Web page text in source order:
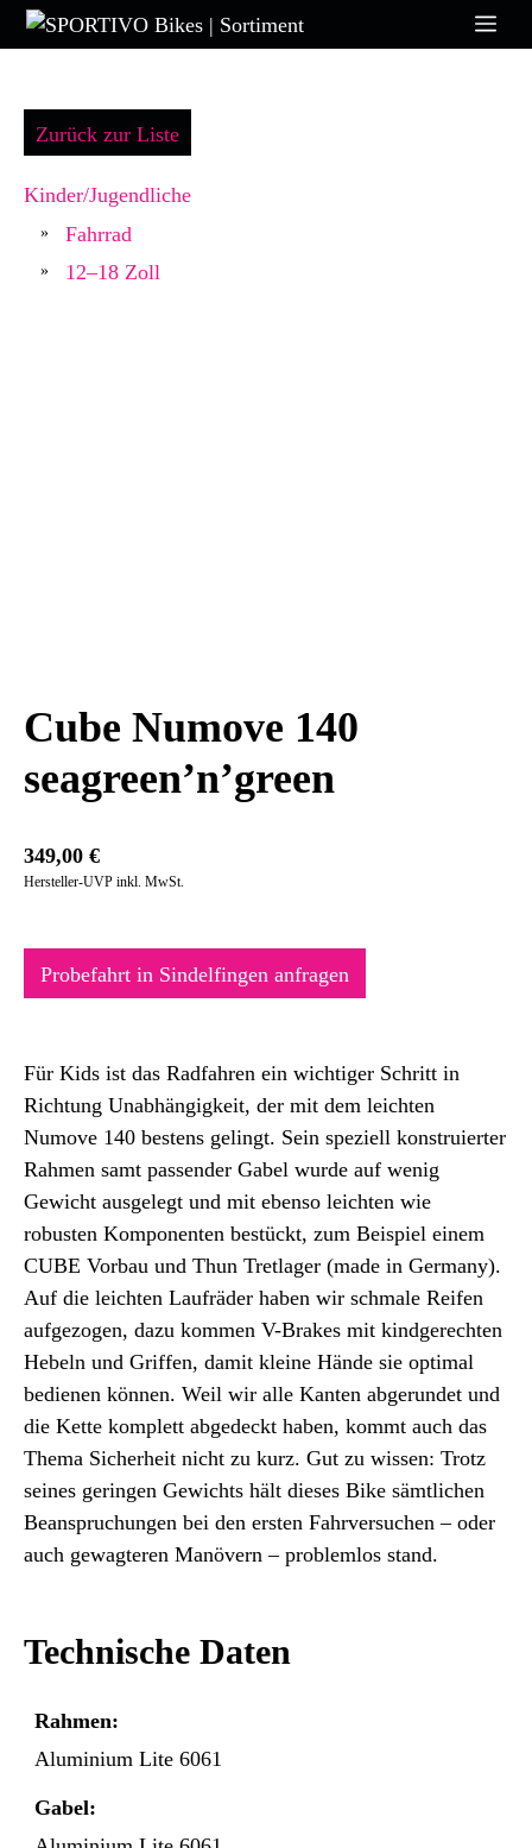
Zum
Inhalt
Zurück zur Liste
Kinder/Jugendliche
» Fahrrad
» 12–18 Zoll
Cube Numove 140
seagreen’n’green
349,00 €
Hersteller-UVP inkl. MwSt.
Probefahrt in Sindelfingen anfragen
Für Kids ist das Radfahren ein wichtiger Schritt in
Richtung Unabhängigkeit, der mit dem leichten
Numove 140 bestens gelingt. Sein speziell konstruierter
Rahmen samt passender Gabel wurde auf wenig
Gewicht ausgelegt und mit ebenso leichten wie
robusten Komponenten bestückt, zum Beispiel einem
CUBE Vorbau und Thun Tretlager (made in Germany).
Auf die leichten Laufräder haben wir schmale Reifen
aufgezogen, dazu kommen V-Brakes mit kindgerechten
Hebeln und Griffen, damit kleine Hände sie optimal
bedienen können. Weil wir alle Kanten abgerundet und
die Kette komplett abgedeckt haben, kommt auch das
Thema Sicherheit nicht zu kurz. Gut zu wissen: Trotz
seines geringen Gewichts hält dieses Bike sämtlichen
Beanspruchungen bei den ersten Fahrversuchen – oder
auch gewagteren Manövern – problemlos stand.
Technische Daten
Rahmen:
Aluminium Lite 6061
Gabel: